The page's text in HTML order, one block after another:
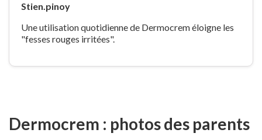
Stien.pinoy
Une utilisation quotidienne de Dermocrem éloigne les
"fesses rouges irritées".
Dermocrem : photos des parents